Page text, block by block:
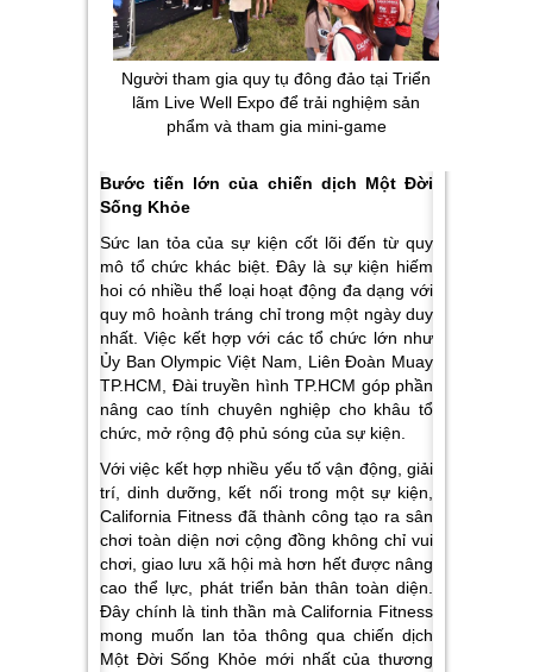
Người tham gia quy tụ đông đảo tại Triển
lãm Live Well Expo để trải nghiệm sản
phẩm và tham gia mini-game
Bước tiến lớn của chiến dịch Một Đời
Sống Khỏe
Sức lan tỏa của sự kiện cốt lõi đến từ quy
mô tổ chức khác biệt. Đây là sự kiện hiếm
hoi có nhiều thể loại hoạt động đa dạng với
quy mô hoành tráng chỉ trong một ngày duy
nhất. Việc kết hợp với các tổ chức lớn như
Ủy Ban Olympic Việt Nam, Liên Đoàn Muay
TP.HCM, Đài truyền hình TP.HCM góp phần
nâng cao tính chuyên nghiệp cho khâu tổ
chức, mở rộng độ phủ sóng của sự kiện.
Với việc kết hợp nhiều yếu tố vận động, giải
trí, dinh dưỡng, kết nối trong một sự kiện,
California Fitness đã thành công tạo ra sân
chơi toàn diện nơi cộng đồng không chỉ vui
chơi, giao lưu xã hội mà hơn hết được nâng
cao thể lực, phát triển bản thân toàn diện.
Đây chính là tinh thần mà California Fitness
mong muốn lan tỏa thông qua chiến dịch
Một Đời Sống Khỏe mới nhất của thương